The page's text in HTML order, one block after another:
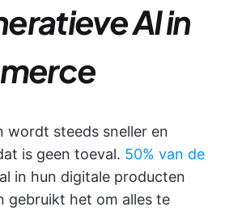
AI in
wordt steeds sneller en
is geen toeval. 50% van de
in hun digitale producten
gebruikt het om alles te